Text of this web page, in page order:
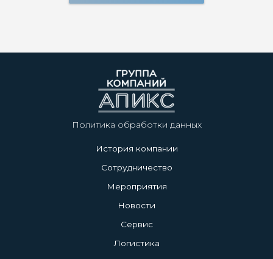
Политика обработки данных
История компании
Сотрудничество
Мероприятия
Новости
Сервис
Логистика